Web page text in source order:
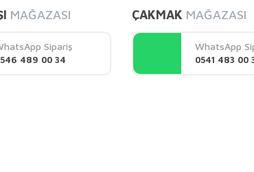
Yorum Yaz
MAĞAZASI
Sipariş
489 00 34
ÇAKMAK MAĞAZASI
WhatsApp
0541 483 00